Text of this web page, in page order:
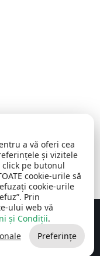
rezervate
SRL
a vă oferi cea
și vizitele
pe butonul
cookie-urile să
cookie-urile
Prin
ului web vă
și Condiții.
Preferințe